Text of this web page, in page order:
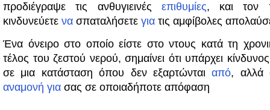
προδιέγραψε τις ανθυγιεινές επιθυμίες, και τον
κινδυνεύετε να σπαταλήσετε για τις αμφίβολες
Ένα όνειρο στο οποίο είστε στο ντους κατά τη
τέλος του ζεστού νερού, σημαίνει ότι υπάρχει
σε μια κατάσταση όπου δεν εξαρτώνταιαπό, αλλά
αναμονή για σας σε οποιαδήποτε απόφαση